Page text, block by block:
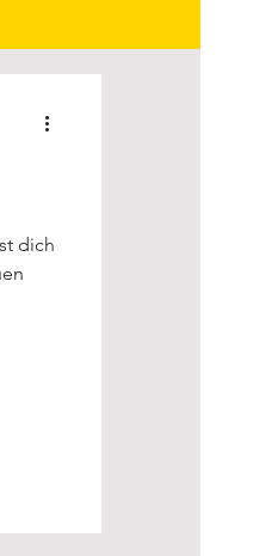
dich